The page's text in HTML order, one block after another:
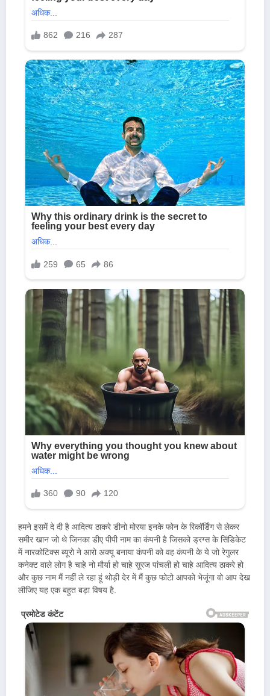
हमने इसमें दे दी है आदित्य ठाकरे डीनो मोरया इनके फोन के रिकॉर्डिंग से लेकर
समीर खान जो थे जिनका डीए पीपी नाम का कंपनी है जिसको ड्रग्स के सिंडिकेट
में नारकोटिक्स ब्यूरो ने आरो अक्यू बनाया कंपनी को वह कंपनी के ये जो रेगुलर
कनेक्ट वाले लोग है चाहे नो मौर्या हो चाहे सूरज पांचली हो चाहे आदित्य ठाकरे हो
और कुछ नाम मैं नहीं ले रहा हूं थोड़ी देर में मैं कुछ फोटो आपको भेजूंगा वो आप देख
लीजिए यह एक बहुत बड़ा विषय है.